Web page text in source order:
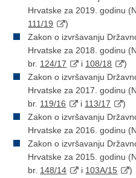
Hrvatske za 2019. godinu
111/19
)
Zakon o izvršavanju
Hrvatske za 2018. godinu
br. 124/17 i 108/18
)
Zakon o izvršavanju
Hrvatske za 2017. godinu
br. 119/16 i 113/17
)
Zakon o izvršavanju
Hrvatske za 2016. godinu
Zakon o izvršavanju
Hrvatske za 2015. godinu
br. 148/14 i 103A/15
)